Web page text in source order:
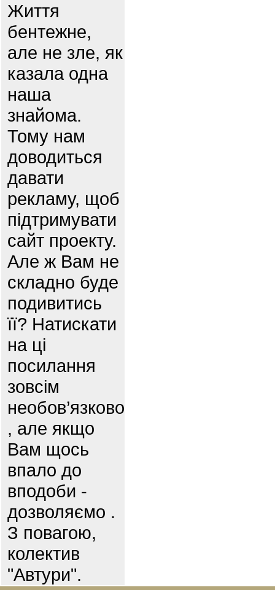
Життя
бентежне,
але не зле, як
казала одна
наша
знайома.
Тому нам
доводиться
давати
рекламу, щоб
підтримувати
сайт проекту.
Але ж Вам не
складно буде
подивитись
її? Натискати
на ці
посилання
зовсім
необов’язково
, але якщо
Вам щось
впало до
вподоби -
дозволяємо .
З повагою,
колектив
"Автури".